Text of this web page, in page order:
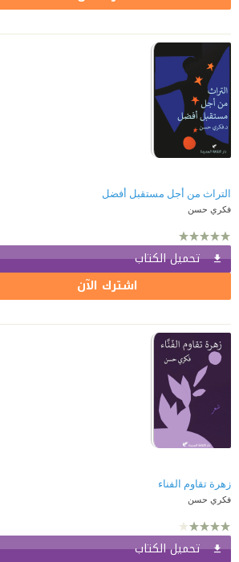
التراث من أجل مستقبل أفضل
فكري حسن
تحميل الكتاب
اشترك الآن
زهرة تقاوم الفناء
فكري حسن
تحميل الكتاب